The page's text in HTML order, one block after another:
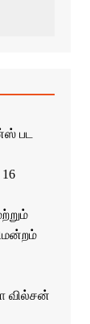
பட
வில்சன்